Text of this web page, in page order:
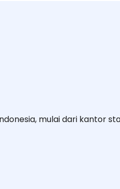
mulai dari kantor